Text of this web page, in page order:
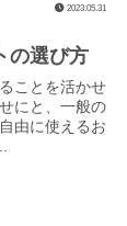
2023.05.31
の選び方
ことを活かせ
にと、一般の
由に使えるお